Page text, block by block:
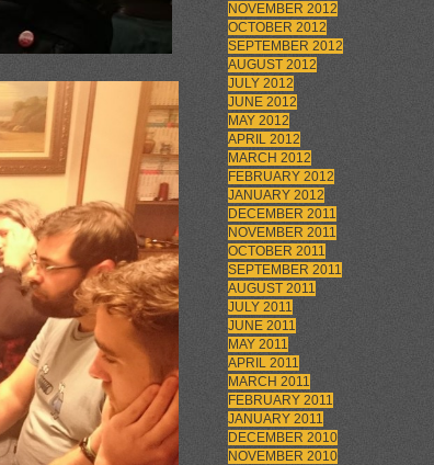
NOVEMBER 2012
OCTOBER 2012
SEPTEMBER 2012
AUGUST 2012
JULY 2012
JUNE 2012
MAY 2012
APRIL 2012
MARCH 2012
FEBRUARY 2012
JANUARY 2012
DECEMBER 2011
NOVEMBER 2011
OCTOBER 2011
SEPTEMBER 2011
AUGUST 2011
JULY 2011
JUNE 2011
MAY 2011
APRIL 2011
MARCH 2011
FEBRUARY 2011
JANUARY 2011
DECEMBER 2010
NOVEMBER 2010